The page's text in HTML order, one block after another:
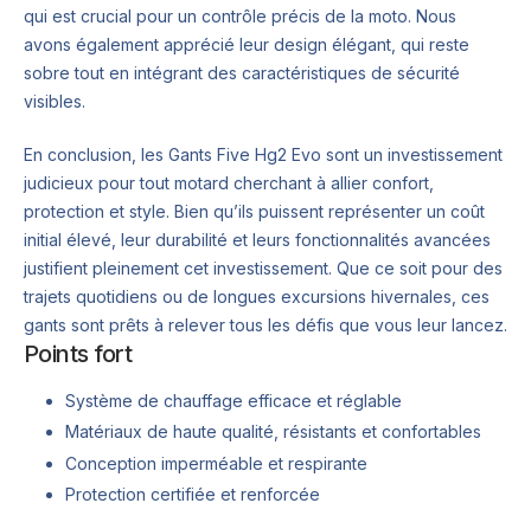
qui est crucial pour un contrôle précis de la moto. Nous
avons également apprécié leur design élégant, qui reste
sobre tout en intégrant des caractéristiques de sécurité
visibles.
En conclusion, les Gants Five Hg2 Evo sont un investissement
judicieux pour tout motard cherchant à allier confort,
protection et style. Bien qu’ils puissent représenter un coût
initial élevé, leur durabilité et leurs fonctionnalités avancées
justifient pleinement cet investissement. Que ce soit pour des
trajets quotidiens ou de longues excursions hivernales, ces
gants sont prêts à relever tous les défis que vous leur lancez.
Points fort
Système de chauffage efficace et réglable
Matériaux de haute qualité, résistants et confortables
Conception imperméable et respirante
Protection certifiée et renforcée